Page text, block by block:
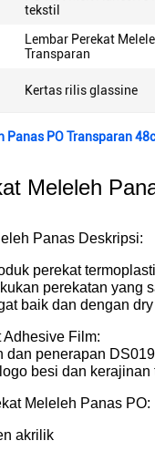
tekstil
Lembar Perekat
Transparan
Kertas rilis glassine
Panas PO Transparan
Meleleh
Panas Deskripsi:
perekat
perekatan yang
baik dan dengan
Film:
dan penerapan
besi dan kerajinan
Meleleh Panas PO:
akrilik